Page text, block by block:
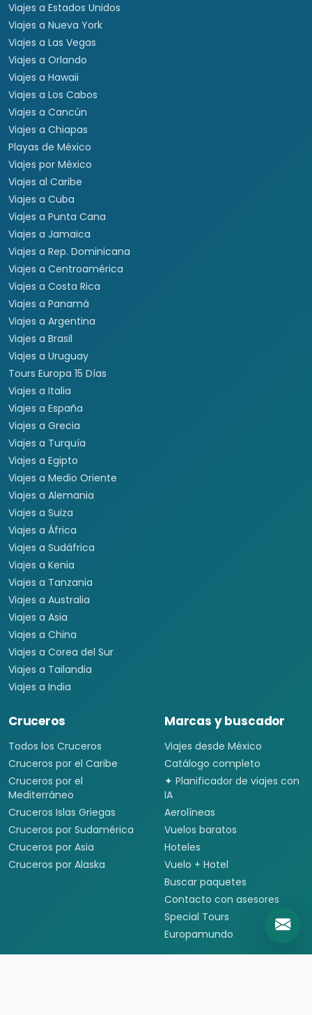
Viajes a Estados Unidos
Viajes a Nueva York
Viajes a Las Vegas
Viajes a Orlando
Viajes a Hawaii
Viajes a Los Cabos
Viajes a Cancún
Viajes a Chiapas
Playas de México
Viajes por México
Viajes al Caribe
Viajes a Cuba
Viajes a Punta Cana
Viajes a Jamaica
Viajes a Rep. Dominicana
Viajes a Centroamérica
Viajes a Costa Rica
Viajes a Panamá
Viajes a Argentina
Viajes a Brasil
Viajes a Uruguay
Tours Europa 15 Días
Viajes a Italia
Viajes a España
Viajes a Grecia
Viajes a Turquía
Viajes a Egipto
Viajes a Medio Oriente
Viajes a Alemania
Viajes a Suiza
Viajes a África
Viajes a Sudáfrica
Viajes a Kenia
Viajes a Tanzania
Viajes a Australia
Viajes a Asia
Viajes a China
Viajes a Corea del Sur
Viajes a Tailandia
Viajes a India
Cruceros
Todos los Cruceros
Cruceros por el Caribe
Cruceros por el
Mediterráneo
Cruceros Islas Griegas
Cruceros por Sudamérica
Cruceros por Asia
Cruceros por Alaska
Marcas y buscador
Viajes desde México
Catálogo completo
✦ Planificador de viajes con
IA
Aerolíneas
Vuelos baratos
Hoteles
Vuelo + Hotel
Buscar paquetes
Contacto con asesores
Special Tours
Europamundo